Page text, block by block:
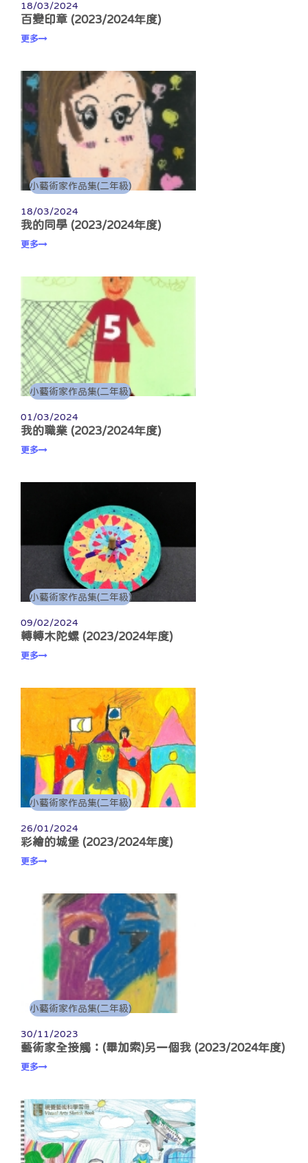
18/03/2024
百變印章 (2023/2024年度)
更多
小藝術家作品集(二年級)
18/03/2024
我的同學 (2023/2024年度)
更多
小藝術家作品集(二年級)
01/03/2024
我的職業 (2023/2024年度)
更多
小藝術家作品集(二年級)
09/02/2024
轉轉木陀螺 (2023/2024年度)
更多
小藝術家作品集(二年級)
26/01/2024
彩繪的城堡 (2023/2024年度)
更多
小藝術家作品集(二年級)
30/11/2023
藝術家全接觸：(畢加索)另一個我 (2023/2024年度)
更多